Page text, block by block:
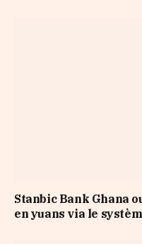
Stanbic Bank Ghana
en yuans via le